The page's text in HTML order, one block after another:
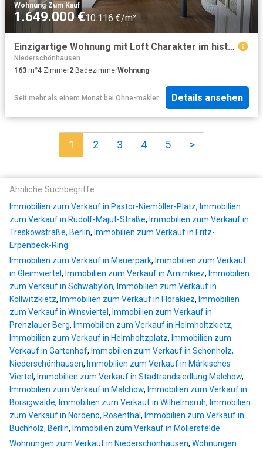
Wohnung·Zum Kauf
1.649.000 €10.116 €/m²
Einzigartige Wohnung mit Loft Charakter im historischen Gebäude
Niederschönhausen
163 m²4 Zimmer2 BadezimmerWohnung
Seit mehr als einem Monat bei Ohne-makler Details ansehen
1 2 3 4 5 >
Ähnliche Suchbegriffe
Immobilien zum Verkauf in Pastor-Niemöller-Platz, Immobilien
zum Verkauf in Rudolf-Majut-Straße, Immobilien zum Verkauf in
Treskowstraße, Berlin, Immobilien zum Verkauf in Fritz-
Erpenbeck-Ring
Immobilien zum Verkauf in Mauerpark, Immobilien zum Verkauf
in Gleimviertel , Immobilien zum Verkauf in Arnimkiez, Immobilien
zum Verkauf in Schwabylon, Immobilien zum Verkauf in
Kollwitzkietz, Immobilien zum Verkauf in Florakiez, Immobilien
zum Verkauf in Winsviertel , Immobilien zum Verkauf in
Prenzlauer Berg, Immobilien zum Verkauf in Helmholtzkietz,
Immobilien zum Verkauf in Helmholtzplatz, Immobilien zum
Verkauf in Gartenhof, Immobilien zum Verkauf in Schönholz,
Niederschönhausen, Immobilien zum Verkauf in Märkisches
Viertel , Immobilien zum Verkauf in Stadtrandsiedlung Malchow,
Immobilien zum Verkauf in Malchow, Immobilien zum Verkauf in
Borsigwalde, Immobilien zum Verkauf in Wilhelmsruh, Immobilien
zum Verkauf in Nordend, Rosenthal, Immobilien zum Verkauf in
Buchholz, Berlin, Immobilien zum Verkauf in Möllersfelde
Wohnungen zum Verkauf in Niederschönhausen, Wohnungen